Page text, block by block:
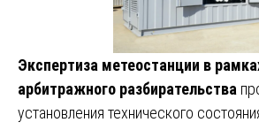
Экспертиза метеостанции в
арбитражного разбирательства
установления технического